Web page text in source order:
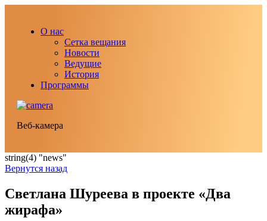
О нас
Сетка вещания
Новости
Ведущие
История
Программы
Веб-камера
string(4) "news"
Вернутся назад
Светлана Шуреева в проекте «Два
жирафа»